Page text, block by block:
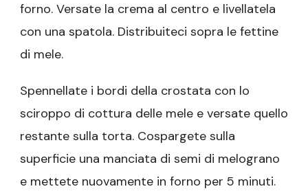
forno. Versate la crema al centro e livellatela
con una spatola. Distribuiteci sopra le fettine
di mele.
Spennellate i bordi della crostata con lo
sciroppo di cottura delle mele e versate quello
restante sulla torta. Cospargete sulla
superficie una manciata di semi di melograno
e mettete nuovamente in forno per 5 minuti.